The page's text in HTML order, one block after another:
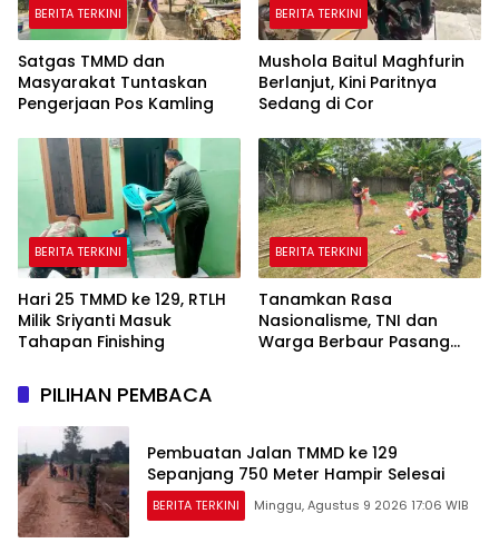
BERITA TERKINI
Satgas TMMD dan
Masyarakat Tuntaskan
Pengerjaan Pos Kamling
BERITA TERKINI
Mushola Baitul Maghfurin
Berlanjut, Kini Paritnya
Sedang di Cor
BERITA TERKINI
Hari 25 TMMD ke 129, RTLH
Milik Sriyanti Masuk
Tahapan Finishing
BERITA TERKINI
Tanamkan Rasa
Nasionalisme, TNI dan
Warga Berbaur Pasang
PILIHAN PEMBACA
Pembuatan Jalan TMMD ke 129
Sepanjang 750 Meter Hampir Selesai
BERITA TERKINI Minggu, Agustus 9 2026 17:06 WIB